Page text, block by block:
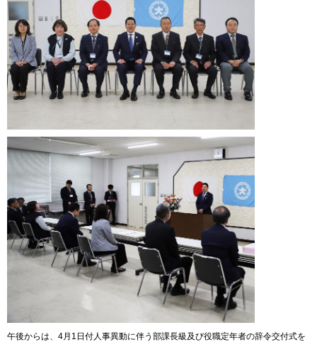
午後からは、4月1日付人事異動に伴う部課長級及び役職定年者の辞令交付式を